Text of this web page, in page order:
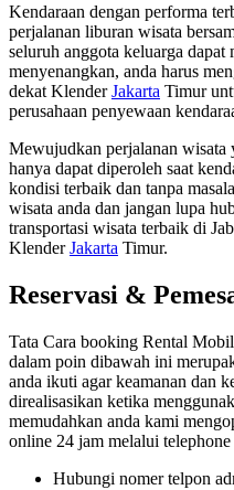
Kendaraan dengan performa
perjalanan liburan wisata
seluruh anggota keluarga
menyenangkan, anda harus
dekat KlenderJakarta Timur
perusahaan penyewaan
Mewujudkan perjalanan wisata
hanya dapat diperoleh saat
kondisi terbaik dan tanpa
wisata anda dan jangan lupa
transportasi wisata terbaik di
KlenderJakarta Timur.
Reservasi &
Tata Cara booking Rental
dalam poin dibawah ini
anda ikuti agar keamanan dan
direalisasikan ketika
memudahkan anda kami
online 24 jam melalui telephone
Hubungi nomer telpon